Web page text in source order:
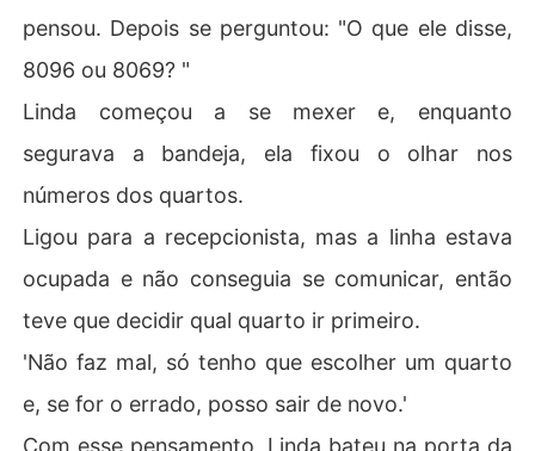
pensou. Depois se perguntou: "O que ele disse,
8096 ou 8069? "
Linda começou a se mexer e, enquanto
segurava a bandeja, ela fixou o olhar nos
números dos quartos.
Ligou para a recepcionista, mas a linha estava
ocupada e não conseguia se comunicar, então
teve que decidir qual quarto ir primeiro.
'Não faz mal, só tenho que escolher um quarto
e, se for o errado, posso sair de novo.'
Com esse pensamento, Linda bateu na porta da